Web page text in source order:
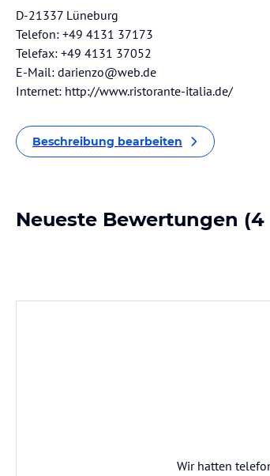
D-21337 Lüneburg
Telefon: +49 4131 37173
Telefax: +49 4131 37052
E-Mail: darienzo@web.de
Internet: http://www.ristorante-italia.de/
Beschreibung bearbeiten
Neueste Bewertungen (4
Wir hatten